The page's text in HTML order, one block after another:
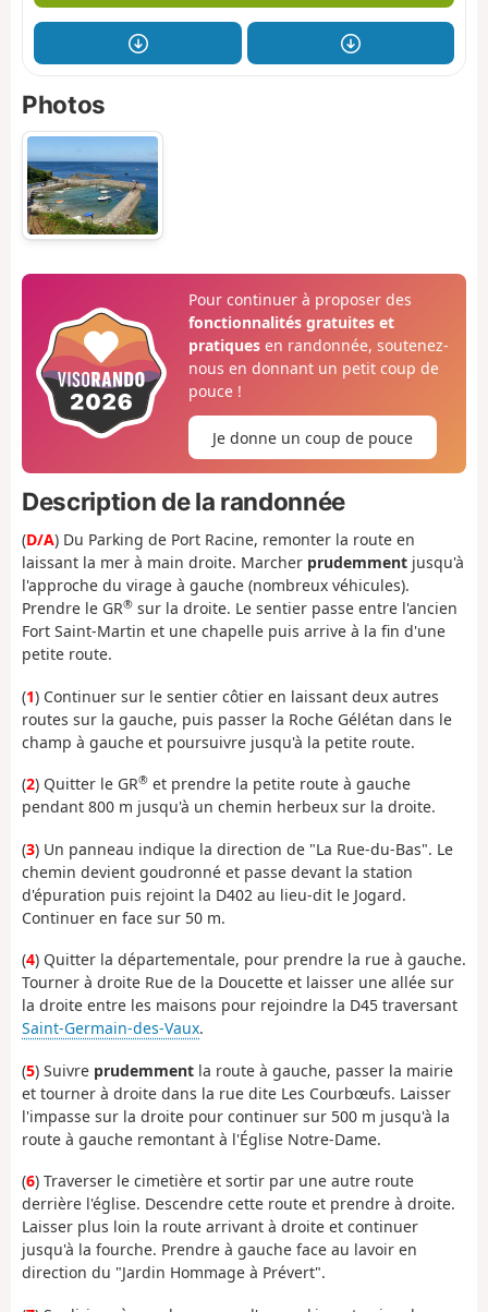
Photos
Pour continuer à proposer des
fonctionnalités gratuites et
pratiquesen randonnée, soutenez-
nous en donnant un petit coup de
pouce !
Je donne un coup de pouce
Description de la randonnée
(D/A) Du Parking de Port Racine, remonter la route en
laissant la mer à main droite. Marcher prudemment jusqu'à
l'approche du virage à gauche (nombreux véhicules).
Prendre le GR® sur la droite. Le sentier passe entre l'ancien
Fort Saint-Martin et une chapelle puis arrive à la fin d'une
petite route.
(1) Continuer sur le sentier côtier en laissant deux autres
routes sur la gauche, puis passer la Roche Gélétan dans le
champ à gauche et poursuivre jusqu'à la petite route.
(2) Quitter le GR® et prendre la petite route à gauche
pendant 800 m jusqu'à un chemin herbeux sur la droite.
(3) Un panneau indique la direction de "La Rue-du-Bas". Le
chemin devient goudronné et passe devant la station
d'épuration puis rejoint la D402 au lieu-dit le Jogard.
Continuer en face sur 50 m.
(4) Quitter la départementale, pour prendre la rue à gauche.
Tourner à droite Rue de la Doucette et laisser une allée sur
la droite entre les maisons pour rejoindre la D45 traversant
Saint-Germain-des-Vaux.
(5) Suivre prudemment la route à gauche, passer la mairie
et tourner à droite dans la rue dite Les Courbœufs. Laisser
l'impasse sur la droite pour continuer sur 500 m jusqu'à la
route à gauche remontant à l'Église Notre-Dame.
(6) Traverser le cimetière et sortir par une autre route
derrière l'église. Descendre cette route et prendre à droite.
Laisser plus loin la route arrivant à droite et continuer
jusqu'à la fourche. Prendre à gauche face au lavoir en
direction du "Jardin Hommage à Prévert".